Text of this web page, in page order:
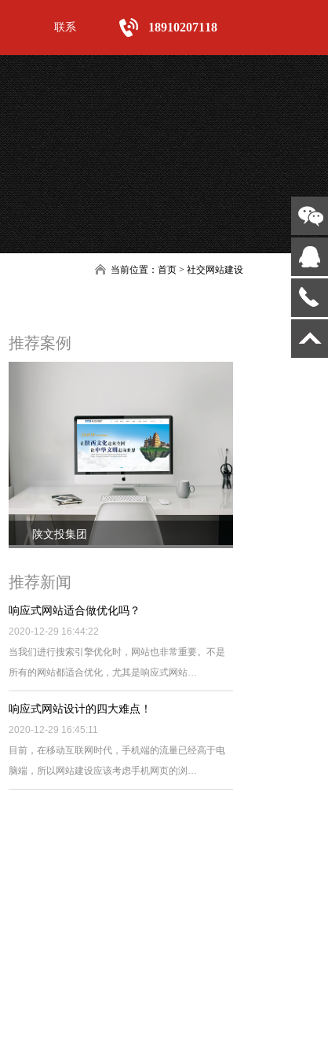
联系 18910207118
当前位置：首页 >社交网站建设
推荐案例
陕文投集团
推荐新闻
响应式网站适合做优化吗？
2020-12-29 16:44:22
当我们进行搜索引擎优化时，网站也非常重要。不是
所有的网站都适合优化，尤其是响应式网站…
响应式网站设计的四大难点！
2020-12-29 16:45:11
目前，在移动互联网时代，手机端的流量已经高于电
脑端，所以网站建设应该考虑手机网页的浏…